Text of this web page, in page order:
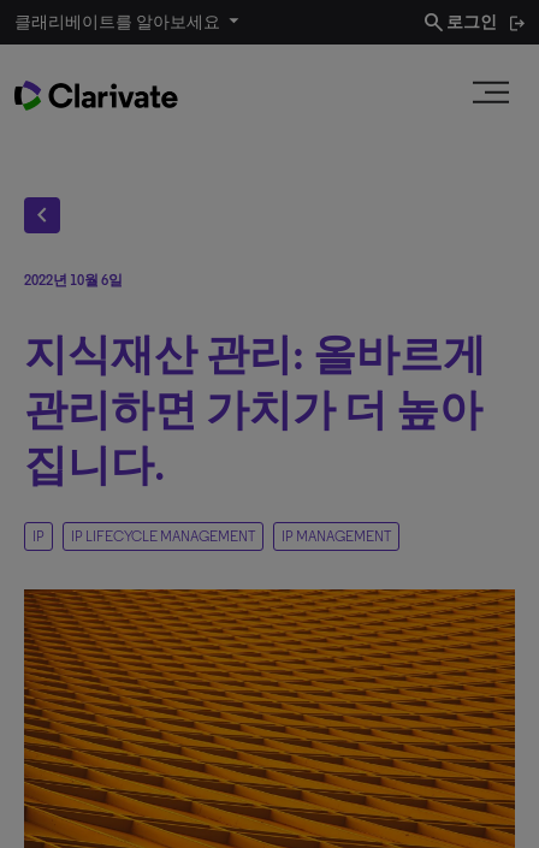
클래리베이트를 알아보세요 search 로그인
chevron_left
2022년 10월 6일
지식재산 관리: 올바르게
관리하면 가치가 더 높아
집니다.
IP IP LIFECYCLE MANAGEMENT IP MANAGEMENT